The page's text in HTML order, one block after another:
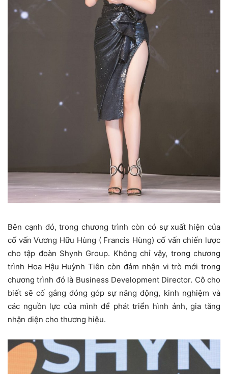
Bên cạnh đó, trong chương trình còn có sự xuất hiện của
cố vấn Vương Hữu Hùng ( Francis Hùng) cố vấn chiến lược
cho tập đoàn Shynh Group. Không chỉ vậy, trong chương
trình Hoa Hậu Huỳnh Tiên còn đảm nhận vi trò mới trong
chương trình đó là Business Development Director. Cô cho
biết sẽ cố gắng đóng góp sự năng động, kinh nghiệm và
các nguồn lực của mình để phát triển hình ảnh, gia tăng
nhận diện cho thương hiệu.